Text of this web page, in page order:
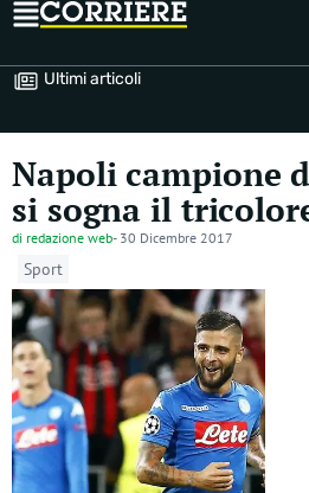
Ultimi articoli
Napoli campione
si sogna il
di redazione web- 30 Dicembre 2017
Sport